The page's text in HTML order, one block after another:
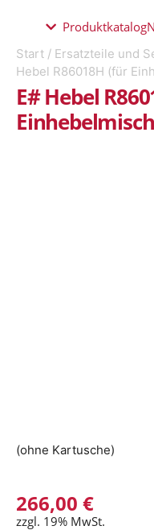
Produktkatalog
Start / Ersatzteile und
Hebel R86018H (für
E# Hebel
(ohne Kartusche)
266,00 €
zzgl. 19% MwSt.